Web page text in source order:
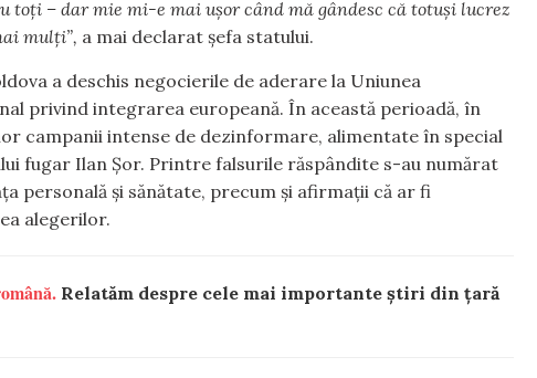
– dar mie mi-e mai ușor când mă gândesc că totuși lucrez
mulți”, a mai declarat șefa statului.
a deschis negocierile de aderare la Uniunea
privind integrarea europeană. În această perioadă, în
campanii intense de dezinformare, alimentate în special
fugar Ilan Șor. Printre falsurile răspândite s-au numărat
personală și sănătate, precum și afirmații că ar fi
alegerilor.
Relatăm despre cele mai importante știri din țară